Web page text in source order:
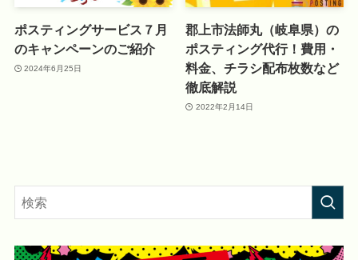
ポスティングサービス７月
のキャンペーンのご紹介
2024年6月25日
郡上市法師丸（岐阜県）の
ポスティング代行！費用・
料金、チラシ配布枚数など
徹底解説
2022年2月14日